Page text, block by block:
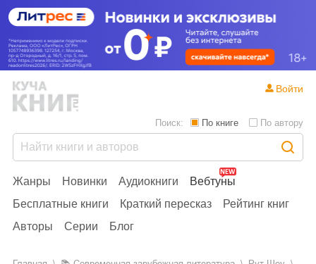
Жанры Новинки Аудиокниги
Вебтуны
Бесплатные книги
Краткий пересказ
Рейтинг книг
Авторы
Серии Блог
Поиск: По книге По автору
Войти